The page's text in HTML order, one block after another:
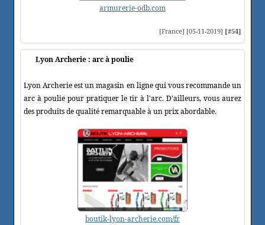
armurerie-odb.com
[France] [05-11-2019] [#54]
Lyon Archerie : arc à poulie
Lyon Archerie est un magasin en ligne qui vous recommande un
arc à poulie pour pratiquer le tir à l'arc. D'ailleurs, vous aurez
des produits de qualité remarquable à un prix abordable.
boutik-lyon-archerie.com/fr